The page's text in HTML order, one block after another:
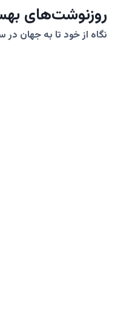
روزنوشت‌های
نگاه از خود تا به جهان